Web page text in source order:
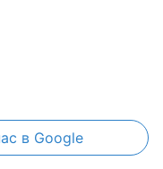
в Google